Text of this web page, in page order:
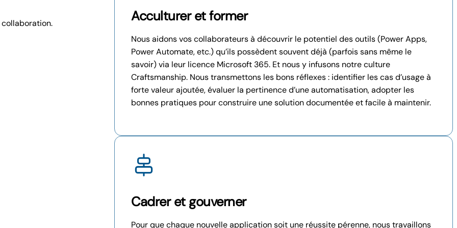
Acculturer et former
Nous aidons vos collaborateurs à découvrir le potentiel des outils (Power Apps,
Power Automate, etc.) qu’ils possèdent souvent déjà (parfois sans même le
savoir) via leur licence Microsoft 365. Et nous y infusons notre culture
Craftsmanship. Nous transmettons les bons réflexes : identifier les cas d’usage à
forte valeur ajoutée, évaluer la pertinence d’une automatisation, adopter les
bonnes pratiques pour construire une solution documentée et facile à maintenir.
Cadrer et gouverner
Pour que chaque nouvelle application soit une réussite pérenne, nous travaillons